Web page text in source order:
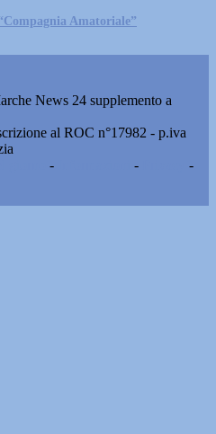
Amatoriale”
News 24 supplemento a
al ROC n°17982 - p.iva
- -
-